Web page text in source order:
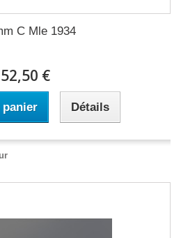
C Mle 1934
52,50 €
Détails